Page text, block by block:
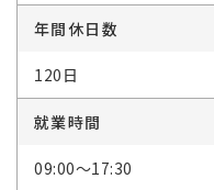
年間休日数
120日
就業時間
09:00～17:30